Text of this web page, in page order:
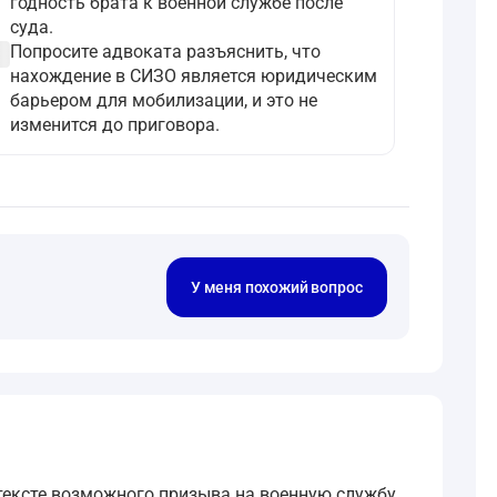
суда.
Попросите адвоката разъяснить, что
нахождение в СИЗО является юридическим
барьером для мобилизации, и это не
изменится до приговора.
У меня похожий вопрос